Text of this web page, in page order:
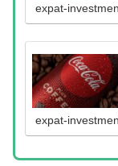
expat-
expat-